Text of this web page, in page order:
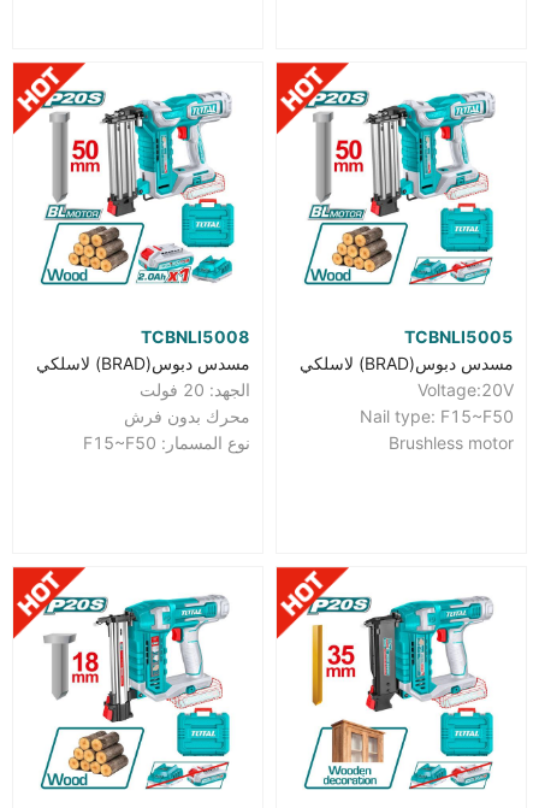
TCBNLI5005
مسدس دبوس(BRAD) لاسلكي
Voltage:20V
Nail type: F15~F50
Brushless motor
TCBNLI5008
مسدس دبوس(BRAD) لاسلكي
الجهد: 20 فولت
محرك بدون فرش
نوع المسمار: F15~F50